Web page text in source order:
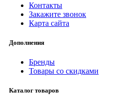
Контакты
Закажите звонок
Карта сайта
Дополнения
Бренды
Товары со скидками
Каталог товаров